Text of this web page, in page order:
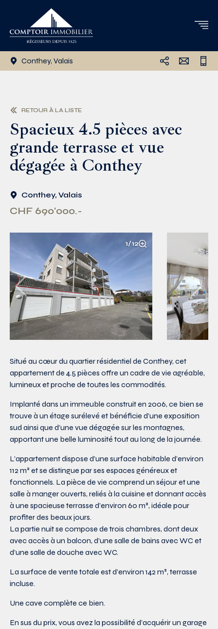
Conthey, Valais
RETOUR À LA LISTE
Spacieux 4.5 pièces avec
grande terrasse et vue
dégagée à Conthey
Conthey, Valais
CHF 690'000.-
1/12
Situé au cœur du quartier résidentiel de Conthey, cet
appartement de 4.5 pièces offre un cadre de vie agréable,
lumineux et proche de toutes les commodités.
Implanté dans un immeuble construit en 2006, ce bien se
trouve à un étage surélevé et bénéficie d’une exposition
sud ainsi que d’une vue dégagée sur les montagnes,
apportant une belle luminosité tout au long de la journée.
L’appartement dispose d’une surface habitable d’environ
112 m² et se distingue par ses espaces généreux et
fonctionnels. La pièce de vie comprend un séjour et une
salle à manger ouverts, reliés à la cuisine et donnant accès
à une spacieuse terrasse d’environ 60 m², idéale pour
profiter des beaux jours.
La partie nuit se compose de trois chambres, dont deux
avec accès à un balcon, d’une salle de bains avec WC et
d’une salle de douche avec WC.
La surface de vente totale est d’environ 142 m², terrasse
incluse.
Une cave complète ce bien.
En sus du prix, vous avez la possibilité d’acquérir un garage